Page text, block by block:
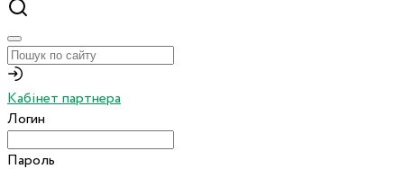
Кабінет партнера
Логин
Пароль